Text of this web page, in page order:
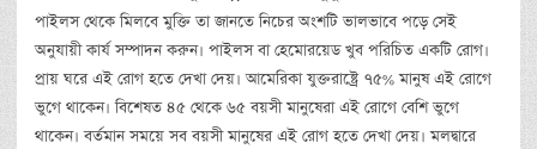
পাইলস থেকে মিলবে মুক্তি তা জানতে নিচের অংশটি ভালভাবে পড়ে সেই
অনুযায়ী কার্য সম্পাদন করুন। পাইলস বা হেমোরয়েড খুব পরিচিত একটি রোগ।
প্রায় ঘরে এই রোগ হতে দেখা দেয়। আমেরিকা যুক্তরাষ্ট্রে ৭৫% মানুষ এই রোগে
ভুগে থাকেন। বিশেষত ৪৫ থেকে ৬৫ বয়সী মানুষেরা এই রোগে বেশি ভুগে
থাকেন। বর্তমান সময়ে সব বয়সী মানুষের এই রোগ হতে দেখা দেয়। মলদ্বারে